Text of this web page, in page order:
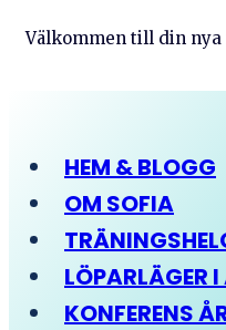
Välkommen till din
HEM & BLOGG
OM SOFIA
LÖPARLÄGER I
KONFERENS